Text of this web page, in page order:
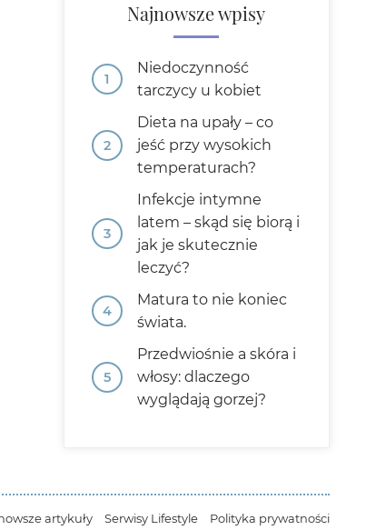
Najnowsze wpisy
Niedoczynność
tarczycy u kobiet
Dieta na upały – co
jeść przy wysokich
temperaturach?
Infekcje intymne
latem – skąd się biorą i
jak je skutecznie
leczyć?
Matura to nie koniec
świata.
Przedwiośnie a skóra i
włosy: dlaczego
wyglądają gorzej?
artykuły Serwisy Lifestyle Polityka prywatności